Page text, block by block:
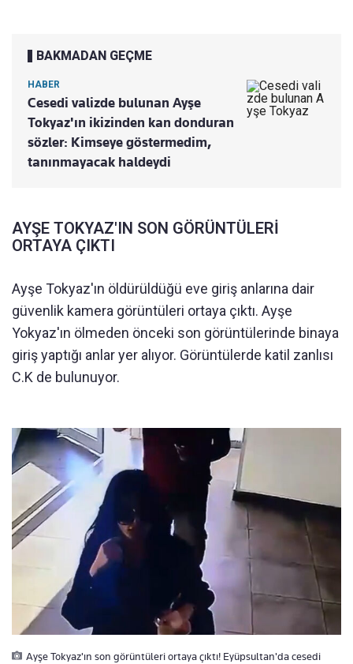
BAKMADAN GEÇME
HABER
Cesedi valizde bulunan Ayşe
Tokyaz'ın ikizinden kan donduran
sözler: Kimseye göstermedim,
tanınmayacak haldeydi
AYŞE TOKYAZ'IN SON GÖRÜNTÜLERİ
ORTAYA ÇIKTI
Ayşe Tokyaz'ın öldürüldüğü eve giriş anlarına dair
güvenlik kamera görüntüleri ortaya çıktı. Ayşe
Yokyaz'ın ölmeden önceki son görüntülerinde binaya
giriş yaptığı anlar yer alıyor. Görüntülerde katil zanlısı
C.K de bulunuyor.
Ayşe Tokyaz'ın son görüntüleri ortaya çıktı! Eyüpsultan'da cesedi